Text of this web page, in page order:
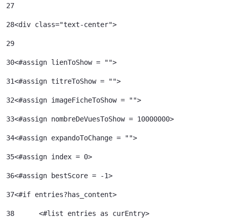
27
28<div class="text-center">
29
30<#assign lienToShow = "">
31<#assign titreToShow = "">
32
33
34<#assign expandoToChange = "">
35
36<#assign bestScore = -1>
37<#if entries?has_content>
38
	<#list entries as curEntry>